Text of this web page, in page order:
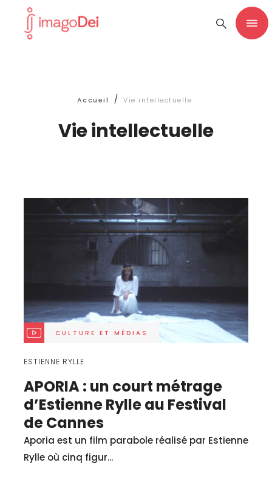
Accueil / Vie intellectuelle
Vie intellectuelle
CULTURE ET MÉDIAS
ESTIENNE RYLLE
APORIA : un court métrage
d’Estienne Rylle au Festival
de Cannes
Aporia est un film parabole réalisé par Estienne
Rylle où cinq figur...